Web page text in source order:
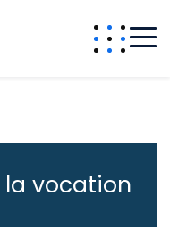
la vocation